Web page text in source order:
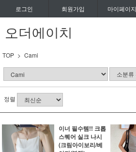
로그인 회원가입 마이페이지
오더에이치
TOP Cami
정렬
이너 필수템!! 크롭
스퀘어 실크 나시
(크림아이보리/베